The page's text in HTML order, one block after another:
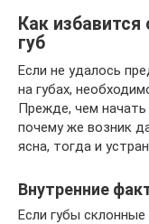
Как
губ
Если не удалось
на губах,
Прежде, чем
почему же возник
ясна, тогда и
Внутренние
Если губы склонные